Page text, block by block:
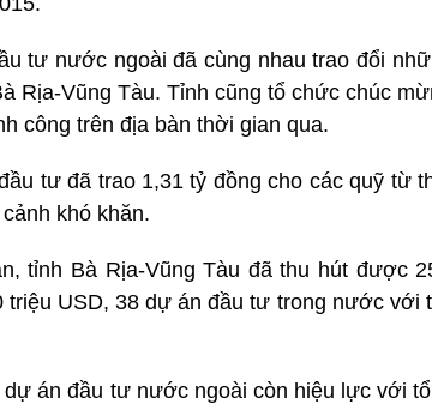
tư nước ngoài đã cùng nhau trao đổi
Rịa-Vũng Tàu. Tỉnh cũng tổ chức chúc
công trên địa bàn thời gian qua.
tư đã trao 1,31 tỷ đồng cho các quỹ từ
khó khăn.
tỉnh Bà Rịa-Vũng Tàu đã thu hút được
USD, 38 dự án đầu tư trong nước với
án đầu tư nước ngoài còn hiệu lực với